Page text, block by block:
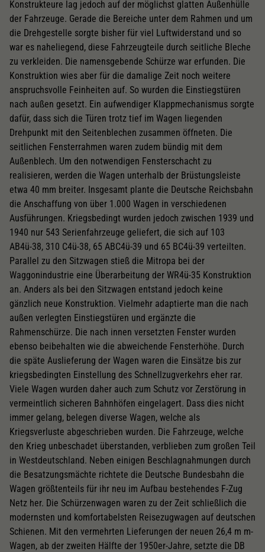
Konstrukteure lag jedoch auf der möglichst glatten Außenhülle
der Fahrzeuge. Gerade die Bereiche unter dem Rahmen und um
die Drehgestelle sorgte bisher für viel Luftwiderstand und so
war es naheliegend, diese Fahrzeugteile durch seitliche Bleche
zu verkleiden. Die namensgebende Schürze war erfunden. Die
Konstruktion wies aber für die damalige Zeit noch weitere
anspruchsvolle Feinheiten auf. So wurden die Einstiegstüren
nach außen gesetzt. Ein aufwendiger Klappmechanismus sorgte
dafür, dass sich die Türen trotz tief im Wagen liegenden
Drehpunkt mit den Seitenblechen zusammen öffneten. Die
seitlichen Fensterrahmen waren zudem bündig mit dem
Außenblech. Um den notwendigen Fensterschacht zu
realisieren, werden die Wagen unterhalb der Brüstungsleiste
etwa 40 mm breiter. Insgesamt plante die Deutsche Reichsbahn
die Anschaffung von über 1.000 Wagen in verschiedenen
Ausführungen. Kriegsbedingt wurden jedoch zwischen 1939 und
1940 nur 543 Serienfahrzeuge geliefert, die sich auf 103
AB4ü-38, 310 C4ü-38, 65 ABC4ü-39 und 65 BC4ü-39 verteilten.
Parallel zu den Sitzwagen stieß die Mitropa bei der
Waggonindustrie eine Überarbeitung der WR4ü-35 Konstruktion
an. Anders als bei den Sitzwagen entstand jedoch keine
gänzlich neue Konstruktion. Vielmehr adaptierte man die nach
außen verlegten Einstiegstüren und ergänzte die
Rahmenschürze. Die nach innen versetzten Fenster wurden
ebenso beibehalten wie die abweichende Fensterhöhe. Durch
die späte Auslieferung der Wagen waren die Einsätze bis zur
kriegsbedingten Einstellung des Schnellzugverkehrs eher rar.
Viele Wagen wurden daher auch zum Schutz vor Zerstörung in
vermeintlich sicheren Bahnhöfen eingelagert. Dass dies nicht
immer gelang, belegen diverse Wagen, welche als
Kriegsverluste abgeschrieben wurden. Die Fahrzeuge, welche
den Krieg unbeschadet überstanden, verblieben zum großen Teil
in Westdeutschland. Neben einigen Beschlagnahmungen durch
die Besatzungsmächte richtete die Deutsche Bundesbahn die
Wagen größtenteils für ihr neu im Aufbau bestehendes F-Zug
Netz her. Die Schürzenwagen waren zu der Zeit schließlich die
modernsten und komfortabelsten Reisezugwagen auf deutschen
Schienen. Mit den vermehrten Lieferungen der neuen 26,4 m m-
Wagen, ab der zweiten Hälfte der 1950er-Jahre, setzte die DB